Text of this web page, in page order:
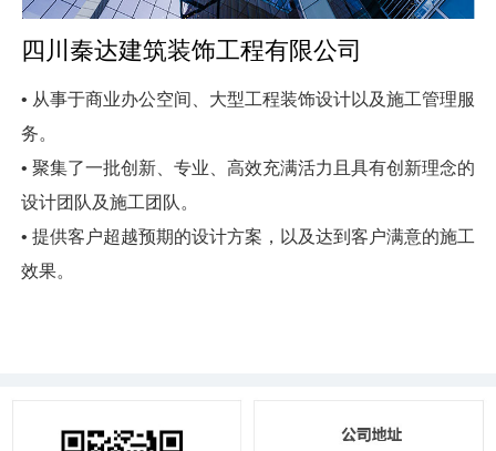
四川秦达建筑装饰工程有限公司
• 从事于商业办公空间、大型工程装饰设计以及施工管理服
务。
• 聚集了一批创新、专业、高效充满活力且具有创新理念的
设计团队及施工团队。
• 提供客户超越预期的设计方案，以及达到客户满意的施工
效果。